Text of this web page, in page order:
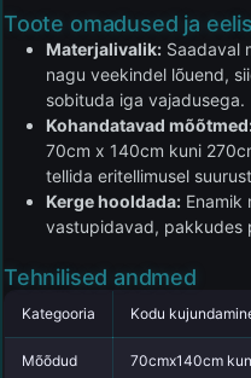
Toote omadused ja
Materjalivalik: Saadaval
nagu veekindel lõuend,
sobituda iga vajadusega.
Kohandatavad
70cm x 140cm kuni
tellida eritellimusel
Kerge hooldada: Enamik
vastupidavad, pakkudes
Tehnilised andmed
Kategooria Kodu
Mõõdud 70cmx140cm